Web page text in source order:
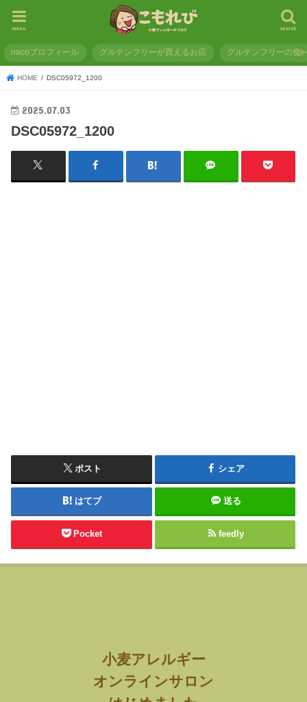
search
menu
nacoプロフィール グルテンフリーが買えるお店 グルテンフリーの食
HOME DSC05972_1200
2025.07.03
DSC05972_1200
ポスト シェア
はてブ 送る
Pocket feedly
小麦アレルギー
オンラインサロン